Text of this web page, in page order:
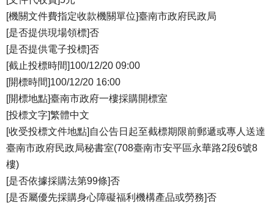
[機關文件費指定收款機關單位]臺南市政府民政局
[是否提供現場領標]否
[是否提供電子投標]否
[截止投標時間]100/12/20 09:00
[開標時間]100/12/20 16:00
[開標地點]臺南市政府一樓採購開標室
[投標文字]繁體中文
[收受投標文件地點]自公告日起至截標期限前郵遞或專人送達
臺南市政府民政局秘書室(708臺南市安平區永華路2段6號8
樓)
[是否依據採購法第99條]否
[是否屬優先採購身心障礙福利機構產品或勞務]否